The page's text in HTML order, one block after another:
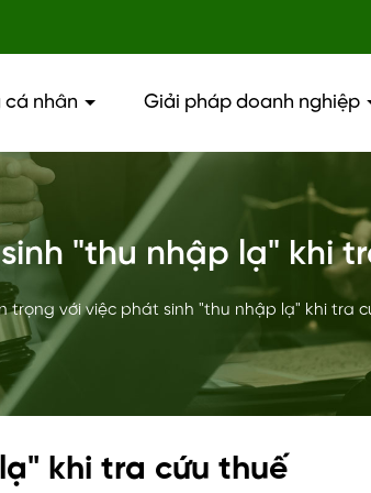
cá nhân Giải pháp doanh nghiệp
"thu nhập lạ" khi
trọng với việc phát sinh "thu nhập lạ" khi tra
khi tra cứu thuế